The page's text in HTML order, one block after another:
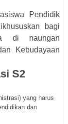
Pendidik
bagi
di naungan
Kebudayaan
S2
yang harus
dan